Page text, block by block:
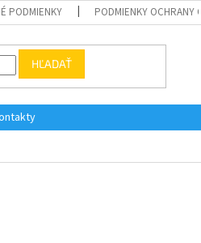
PODMIENKY PODMIENKY OCHRANY
HĽADAŤ